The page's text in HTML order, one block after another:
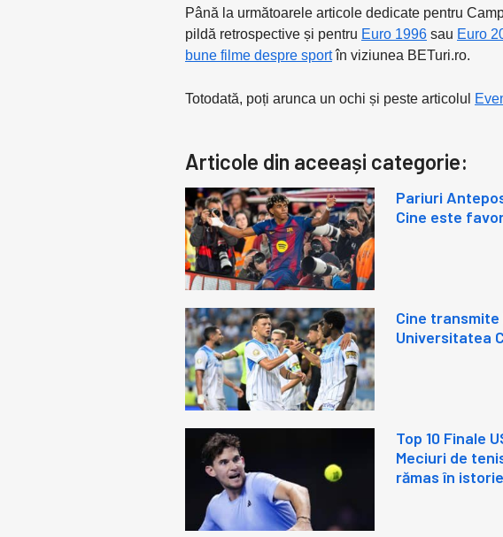
Până la următoarele articole dedicate pentru
pildă retrospective și pentru Euro 1996 sau Euro
bune filme despre sportîn viziunea BETuri.ro.
Totodată, poți arunca un ochi și peste articolul
Articole din aceeași categorie:
Pariuri
Cine este
Cine transmite
Universitatea
Top 10 Finale
Meciuri de
rămas în